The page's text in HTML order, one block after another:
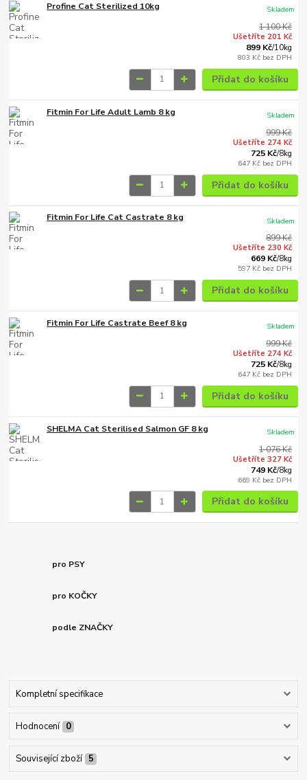
Profine Cat Sterilized 10kg
1 100 Kč
Ušetříte 201 Kč
899 Kč/10kg
803 Kč bez DPH
Skladem
Přidat do košíku
Fitmin For Life Adult Lamb 8 kg
999 Kč
Ušetříte 274 Kč
725 Kč/8kg
647 Kč bez DPH
Skladem
Přidat do košíku
Fitmin For Life Cat Castrate 8 kg
899 Kč
Ušetříte 230 Kč
669 Kč/8kg
597 Kč bez DPH
Skladem
Přidat do košíku
Fitmin For Life Castrate Beef 8 kg
999 Kč
Ušetříte 274 Kč
725 Kč/8kg
647 Kč bez DPH
Skladem
Přidat do košíku
SHELMA Cat Sterilised Salmon GF 8 kg
1 076 Kč
Ušetříte 327 Kč
749 Kč/8kg
669 Kč bez DPH
Skladem
Přidat do košíku
pro PSY
pro KOČKY
podle ZNAČKY
Kompletní specifikace
Hodnocení 0
Související zboží 5